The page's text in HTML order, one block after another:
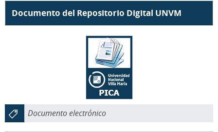
Documento del Repositorio Digital UNVM
Documento electrónico